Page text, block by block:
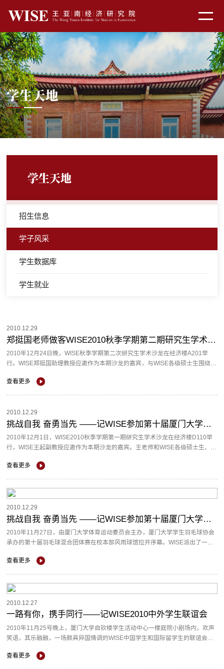
学生天地
学生天地
招生信息
学子风采
学生数据库
学生就业
2010.12.29
郑挺国老师做客WISE2010秋季学期第二期研究生学术沙龙
2010年12月24日晚，WISE秋季学期第二次研究生学术沙龙在经济楼A201举
行。WISE郑挺国助理教授应邀作为本期沙龙的嘉宾，与WISE各级硕士生围绕学
查看更多
2010.12.29
挑战自我 奋勇当先 ——记WISE参加第十届厦门大学羽毛球赛
2010年12月1日，WISE2010秋季学期第一期研究生学术沙龙在经济楼D110举
行，WISE王起副教授应邀作为本期沙龙的嘉宾。王老师和WISE各级硕士生、博
查看更多
2010.12.29
挑战自我 奋勇当先 ——记WISE参加第十届厦门大学羽毛球赛
2010年11月27日，由厦门大学体育运动委员会主办，厦门大学学生羽毛球协会
承办的第十届羽毛球混合团体赛在校本部风雨球馆拉开序幕。WISE派出了一支
查看更多
2010.12.27
一路有你，携手同行——记WISE2010中外学生联谊会
2010年11月25号晚上，厦门大学自钦楼学生活动中心一楼庭院小剧场内，欢声
笑语，其乐融融，一场颇具异国情调的WISE中国学生和国际留学生的联谊会在
查看更多